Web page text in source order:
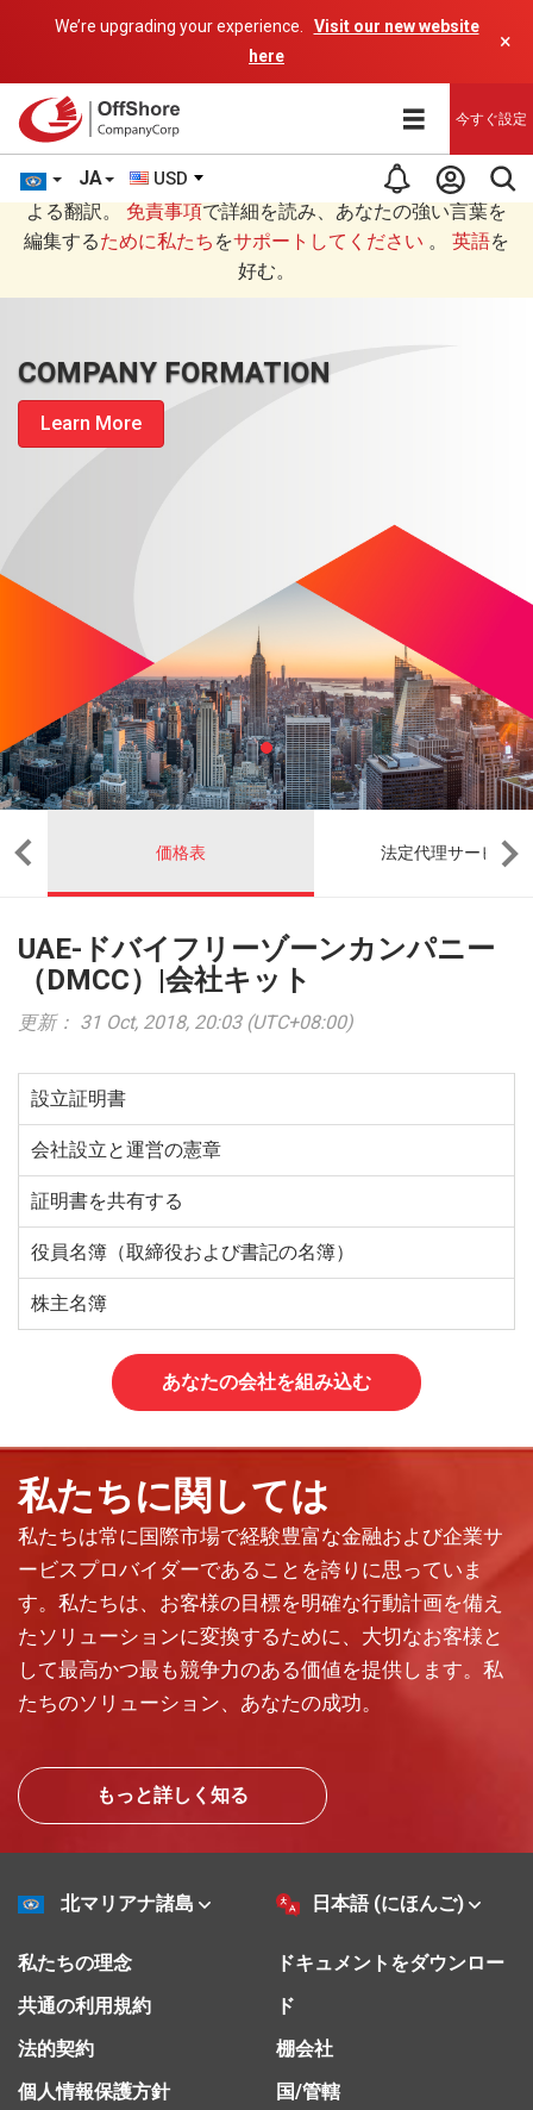
We’re upgrading your experience.
Visit our new website
here
×
JA USD
今すぐ設定
あなたは日本語 (にほんご)で読んでいますAIプログラムに
よる翻訳。 免責事項で詳細を読み、あなたの強い言葉を
編集するために私たち をサポートしてください 。 英語を
好む。
COMPANY FORMATION
Learn More
価格表 法定代理サービス
UAE-ドバイフリーゾーンカンパニー
（DMCC）|会社キット
更新： 31 Oct, 2018, 20:03 (UTC+08:00)
設立証明書
会社設立と運営の憲章
証明書を共有する
役員名簿（取締役および書記の名簿）
株主名簿
あなたの会社を組み込む
私たちに関しては
私たちは常に国際市場で経験豊富な金融および企業サ
ービスプロバイダーであることを誇りに思っていま
す。私たちは、お客様の目標を明確な行動計画を備え
たソリューションに変換するために、大切なお客様と
して最高かつ最も競争力のある価値を提供します。私
たちのソリューション、あなたの成功。
もっと詳しく知る
北マリアナ諸島 日本語 (にほんご)
私たちの理念
共通の利用規約
法的契約
個人情報保護方針
ドキュメントをダウンロー
ド
棚会社
国/管轄